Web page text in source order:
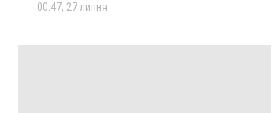
00:47, 27 липня